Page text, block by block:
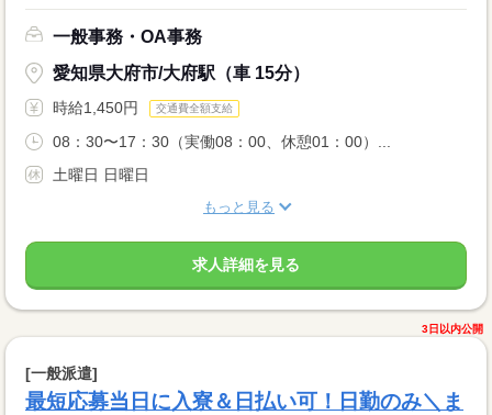
一般事務・OA事務
愛知県大府市/大府駅（車 15分）
時給1,450円 交通費全額支給
08：30〜17：30（実働08：00、休憩01：00）...
土曜日 日曜日
もっと見る
求人詳細を見る
3日以内公開
[一般派遣]
最短応募当日に入寮＆日払い可！日勤のみ＼ま